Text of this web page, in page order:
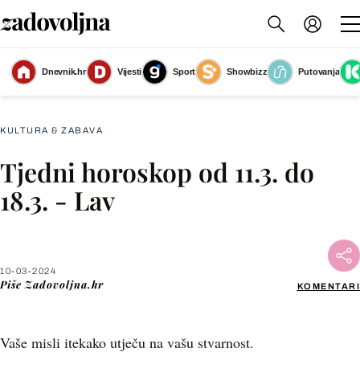
Dnevnik.hr Vijesti Sport Showbizz
Putovanja
Tjedni horoskop za ožujak 2024 - 8
(Foto: Zadovoljna.hr)
KULTURA & ZABAVA
Tjedni horoskop od 11.3. do
18.3. - Lav
10-03-2024
Piše Zadovoljna.hr KOMENTARI
Vaše misli itekako utječu na vašu stvarnost.
Facebook